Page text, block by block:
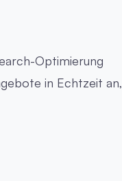
Optimierung
in Echtzeit an,